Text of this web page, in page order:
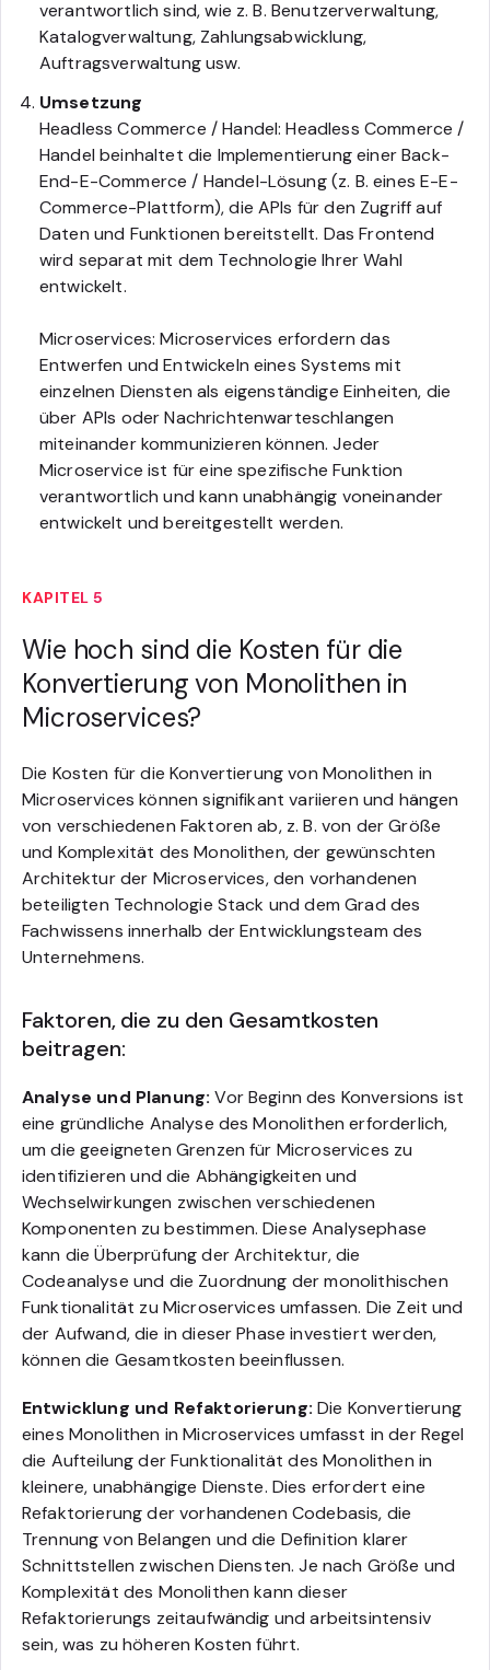
verantwortlich sind, wie z. B. Benutzerverwaltung,
Katalogverwaltung, Zahlungsabwicklung,
Auftragsverwaltung usw.
Umsetzung
Headless Commerce / Handel: Headless Commerce /
Handel beinhaltet die Implementierung einer Back-
End-E-Commerce / Handel-Lösung (z. B. eines E-E-
Commerce-Plattform), die APIs für den Zugriff auf
Daten und Funktionen bereitstellt. Das Frontend
wird separat mit dem Technologie Ihrer Wahl
entwickelt.
Microservices: Microservices erfordern das
Entwerfen und Entwickeln eines Systems mit
einzelnen Diensten als eigenständige Einheiten, die
über APIs oder Nachrichtenwarteschlangen
miteinander kommunizieren können. Jeder
Microservice ist für eine spezifische Funktion
verantwortlich und kann unabhängig voneinander
entwickelt und bereitgestellt werden.
KAPITEL 5
Wie hoch sind die Kosten für die
Konvertierung von Monolithen in
Microservices?
Die Kosten für die Konvertierung von Monolithen in
Microservices können signifikant variieren und hängen
von verschiedenen Faktoren ab, z. B. von der Größe
und Komplexität des Monolithen, der gewünschten
Architektur der Microservices, den vorhandenen
beteiligten Technologie Stack und dem Grad des
Fachwissens innerhalb der Entwicklungsteam des
Unternehmens.
Faktoren, die zu den Gesamtkosten
beitragen:
Analyse und Planung: Vor Beginn des Konversions ist
eine gründliche Analyse des Monolithen erforderlich,
um die geeigneten Grenzen für Microservices zu
identifizieren und die Abhängigkeiten und
Wechselwirkungen zwischen verschiedenen
Komponenten zu bestimmen. Diese Analysephase
kann die Überprüfung der Architektur, die
Codeanalyse und die Zuordnung der monolithischen
Funktionalität zu Microservices umfassen. Die Zeit und
der Aufwand, die in dieser Phase investiert werden,
können die Gesamtkosten beeinflussen.
Entwicklung und Refaktorierung: Die Konvertierung
eines Monolithen in Microservices umfasst in der Regel
die Aufteilung der Funktionalität des Monolithen in
kleinere, unabhängige Dienste. Dies erfordert eine
Refaktorierung der vorhandenen Codebasis, die
Trennung von Belangen und die Definition klarer
Schnittstellen zwischen Diensten. Je nach Größe und
Komplexität des Monolithen kann dieser
Refaktorierungs zeitaufwändig und arbeitsintensiv
sein, was zu höheren Kosten führt.